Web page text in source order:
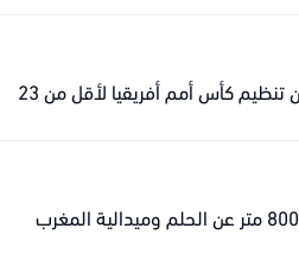
الجامعة تعتذر عن تنظيم كأس أمم أفريقيا لأقل من 23